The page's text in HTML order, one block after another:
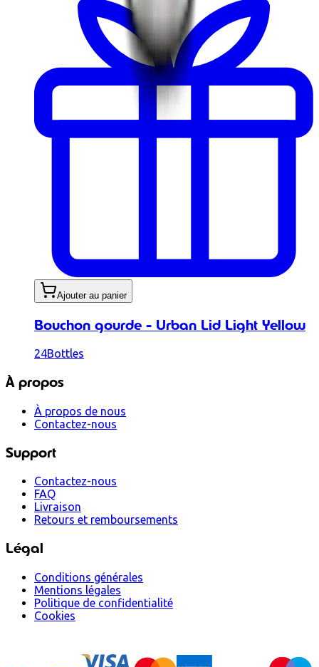
Ajouter au panier
Bouchon gourde - Urban Lid Light Yellow
24Bottles
À propos
À propos de nous
Contactez-nous
Support
Contactez-nous
FAQ
Livraison
Retours et remboursements
Légal
Conditions générales
Mentions légales
Politique de confidentialité
Cookies